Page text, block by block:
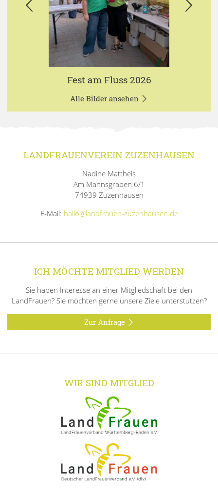
Fest am Fluss 2026
Alle Bilder ansehen
LANDFRAUENVEREIN ZUZENHAUSEN
Nadine Mattheis
Am Mannsgraben 6/1
74939 Zuzenhausen
E-Mail: hallo@landfrauen-zuzenhausen.de
ICH MÖCHTE MITGLIED WERDEN
Sie haben Interesse an einer Mitgliedschaft bei den
LandFrauen? Sie möchten gerne unsere Ziele unterstützen?
Zur Anfrage
WIR SIND MITGLIED